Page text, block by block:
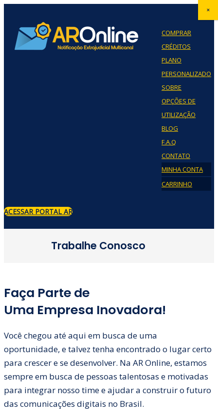
COMPRAR
CRÉDITOS
PLANO
PERSONALIZADO
SOBRE
OPÇÕES DE
UTILIZAÇÃO
BLOG
F.A.Q
CONTATO
MINHA CONTA
CARRINHO
ACESSAR PORTAL AR
Trabalhe Conosco
Faça Parte de
Uma Empresa Inovadora!
Você chegou até aqui em busca de uma
oportunidade, e talvez tenha encontrado o lugar certo
para crescer e se desenvolver. Na AR Online, estamos
sempre em busca de pessoas talentosas e motivadas
para integrar nosso time e ajudar a construir o futuro
das comunicações digitais no Brasil.
×